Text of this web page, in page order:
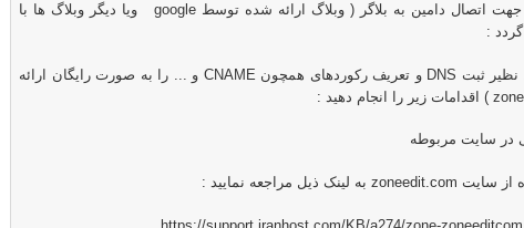
جهت اتصال دامین به بلاگر ( وبلاگ ارائه شده توسط google
ویا دیگر وبلاگ ها با
:
نظیر ثبت DNS و تعریف رکوردهای همچون CNAME و ... را به صورت رایگان ارائه
) اقدامات زیر را انجام دهید :
از سایت zoneedit.com به لینک ذیل مراجعه نمایید :